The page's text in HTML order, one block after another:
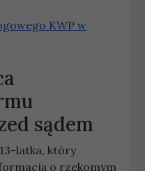
KWP w
sądem
latka, który
o rzekomym